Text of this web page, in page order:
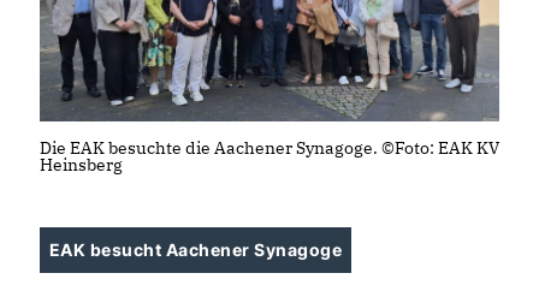
Die EAK besuchte die Aachener Synagoge. ©Foto: EAK KV
Heinsberg
EAK besucht Aachener Synagoge